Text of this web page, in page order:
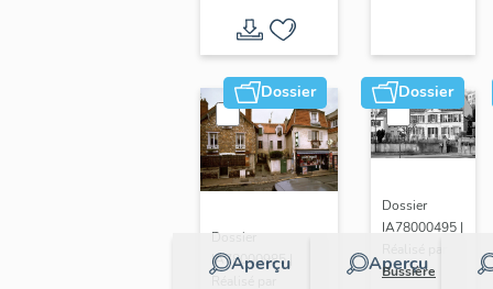
Dossier
Aperçu
Dossier
IA78000985 |
Dossier
Aperçu
Dossier
IA78000495 |
Bussière